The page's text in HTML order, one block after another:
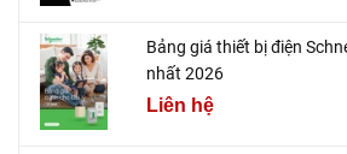
Bảng giá thiết bị điện
nhất 2026
Liên hệ